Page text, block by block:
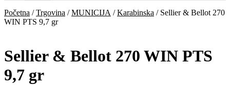
Početna /Trgovina /MUNICIJA /Karabinska / Sellier & Bellot 270
WIN PTS 9,7 gr
Sellier & Bellot 270 WIN PTS
9,7 gr